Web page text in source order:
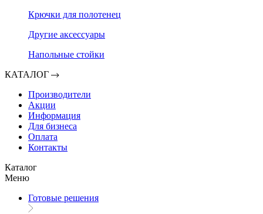
Крючки для полотенец
Другие аксессуары
Напольные стойки
КАТАЛОГ
Производители
Акции
Информация
Для бизнеса
Оплата
Контакты
Каталог
Меню
Готовые решения